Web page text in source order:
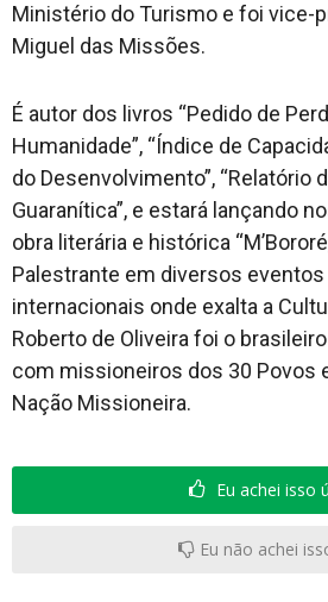
Ministério do Turismo e foi vice-
Miguel das Missões.
É autor dos livros “Pedido de
Humanidade”, “Índice de
do Desenvolvimento”, “Relatório
Guaranítica”, e estará lançando
obra literária e histórica
Palestrante em diversos
internacionais onde exalta a
Roberto de Oliveira foi o
com missioneiros dos 30 Povos
Nação Missioneira.
Eu achei isso
Eu não achei